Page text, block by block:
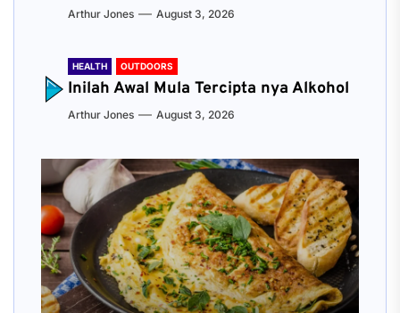
Arthur Jones August 3, 2026
HEALTH OUTDOORS
Inilah Awal Mula Tercipta nya Alkohol
Arthur Jones August 3, 2026